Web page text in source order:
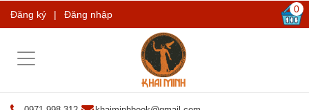
Đăng ký | Đăng nhập 0
Toggle